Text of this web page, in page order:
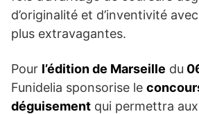
d’originalité et d’inventivité
plus extravagantes.
Pour l’édition de Marseille du
Funidelia sponsorise le
déguisement qui permettra